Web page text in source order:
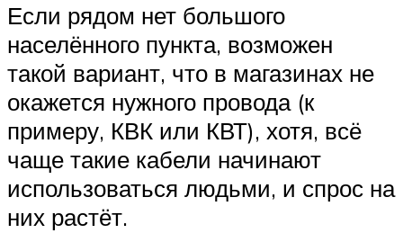
Если рядом нет большого
населённого пункта, возможен
такой вариант, что в магазинах не
окажется нужного провода (к
примеру, КВК или КВТ), хотя, всё
чаще такие кабели начинают
использоваться людьми, и спрос на
них растёт.